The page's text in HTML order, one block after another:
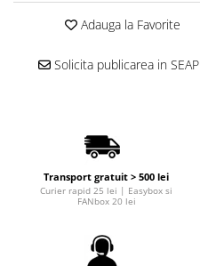
Filtre
Accesorii filtre
Filtre aer
Filtre combustibil
Filtre uscator
Adauga la Favorite
Solicita publicarea in SEAP
Transport gratuit > 500 lei
Curier rapid 25 lei | Easybox si
FANbox 20 lei